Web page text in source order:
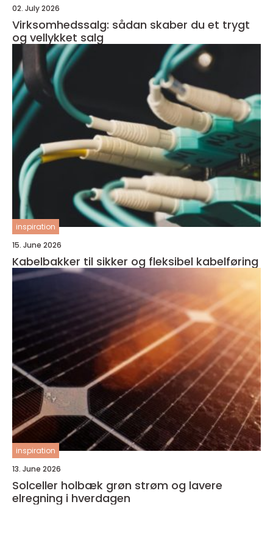
02. July 2026
Virksomhedssalg: sådan skaber du et trygt
og vellykket salg
inspiration
15. June 2026
Kabelbakker til sikker og fleksibel kabelføring
inspiration
13. June 2026
Solceller holbæk grøn strøm og lavere
elregning i hverdagen